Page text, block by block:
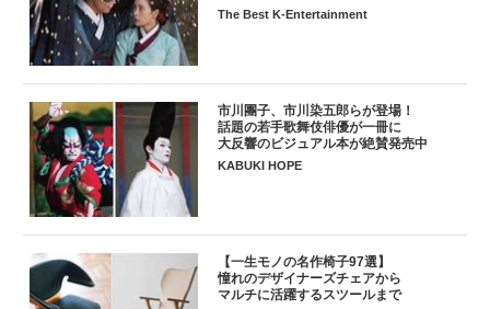
The Best K-Entertainment
市川團子、市川染五郎らが登場！
話題の若手歌舞伎俳優が一冊に
大反響のビジュアル本が絶賛発売中
KABUKI HOPE
【一生モノの名作椅子97選】
憧れのデザイナーズチェアから
マルチに活躍するスツールまで